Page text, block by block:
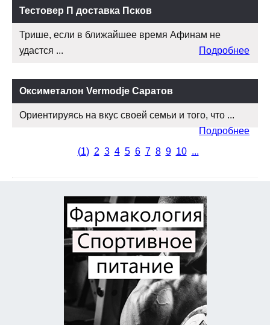
Тестовер П доставка Псков
Трише, если в ближайшее время Афинам не
удастся ...
Подробнее
Оксиметалон Vermodje Саратов
Ориентируясь на вкус своей семьи и того, что ...
Подробнее
(1) 2 3 4 5 6 7 8 9 10 ...